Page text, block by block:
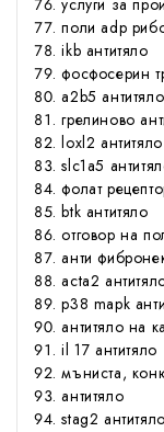
услуги за
поли adp
ikb антитяло
фосфосерин
a2b5 антитяло
грелиново
loxl2 антитяло
slc1a5
фолат
btk антитяло
отговор на
анти
acta2
p38 mapk
антитяло на
il 17 антитяло
мъниста,
антитяло
stag2 антитяло